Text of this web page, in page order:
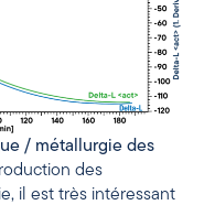
/ métallurgie des
des
il est très intéressant